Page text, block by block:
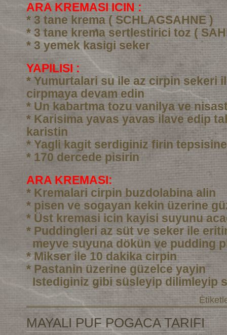
ARA KREMASI ICIN :
* 3 tane krema ( SCHLAGSAHNE )
* 3 tane krema sertlestirici toz (
* 3 yemek kasigi seker
YAPILISI :
* Yumurtalari su ile az cirpin sekeri
cirpmaya devam edin
* Un kabartma tozu vanilya ve
* Karisima yavas yavas ilave edip
karistin
* Yagli kagit serdiginiz firin
* 170 dercede pisirin
ARA KREMASI:
* Kremalari cirpin buzdolabina alin
* pisen ve sogayan kekin üzerine
* Üst kremasi icin kayisi suyunu
* Puddingleri az süt ve seker ile
meyve suyuna dökün ve pudding
* Mikser ile 10 dakika cirpin
* Pastanin üzerine güzelce yayin
Istediginiz gibi süsleyip dilimleyip
MAYALI PUF POGACA TARIFI